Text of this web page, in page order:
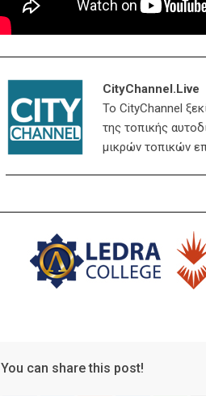
CityChannel.live
Το CityChannel
της τοπικής
μικρών τοπικών
You can share this post!